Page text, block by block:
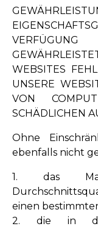
WEBSITES
UNSERE
VON
SCHÄDLICHEN
Ohne
ebenfalls nicht
1. das
einen
2. die in